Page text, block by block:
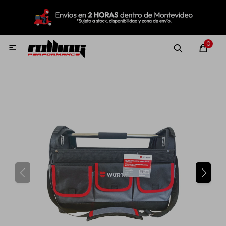
0

MI CUENTA
Nuevo! Rolling Repuestos
Lubricantes
Aditivos